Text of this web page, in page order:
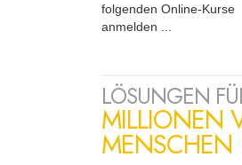
folgenden Online-Kurse
anmelden ...
LÖSUNGEN
MILLIONEN
MENSCHEN